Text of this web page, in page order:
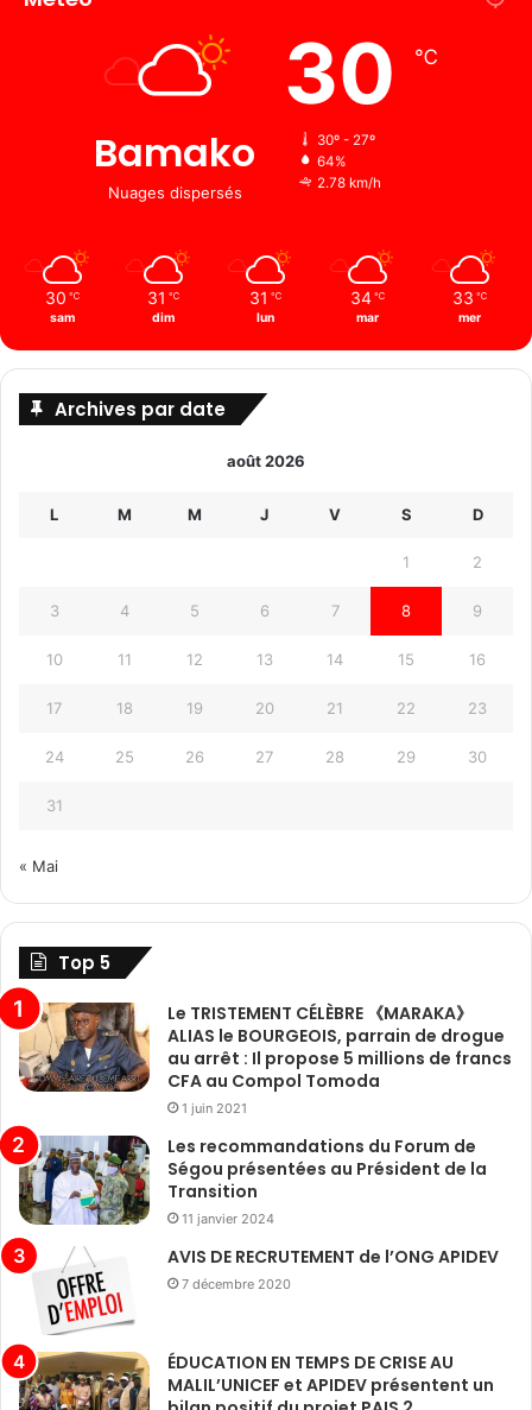
Bamako
Nuages ​​dispersés
30 ℃
30º - 27º
64%
2.78 km/h
30 ℃
sam
31 ℃
dim
31 ℃
lun
34 ℃
mar
33 ℃
mer
Archives par date
août 2026
L M M J V S D
1 2
3 4 5 6 7 8 9
10 11 12 13 14 15 16
17 18 19 20 21 22 23
24 25 26 27 28 29 30
31
« Mai
Top 5
Le TRISTEMENT CÉLÈBRE 《MARAKA》
ALIAS le BOURGEOIS, parrain de drogue
au arrêt : Il propose 5 millions de francs
CFA au Compol Tomoda
1 juin 2021
Les recommandations du Forum de
Ségou présentées au Président de la
Transition
11 janvier 2024
AVIS DE RECRUTEMENT de l’ONG APIDEV
7 décembre 2020
ÉDUCATION EN TEMPS DE CRISE AU
MALIL’UNICEF et APIDEV présentent un